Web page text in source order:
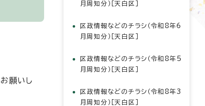
願いし
月周知分）［天白区］
区政情報などのチラシ（令和8年6
月周知分）［天白区］
区政情報などのチラシ（令和8年5
月周知分）［天白区］
区政情報などのチラシ（令和8年3
月周知分）［天白区］